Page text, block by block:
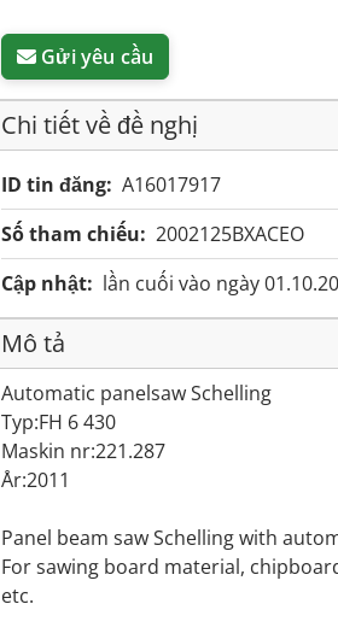
Gửi yêu cầu
Chi tiết về đề nghị
ID tin đăng: A16017917
Số tham chiếu: 2002125BXACEO
Cập nhật: lần cuối vào ngày
Mô tả
Automatic panelsaw Schelling
Typ:FH 6 430
Maskin nr:221.287
År:2011
Panel beam saw Schelling with
For sawing board material,
etc.